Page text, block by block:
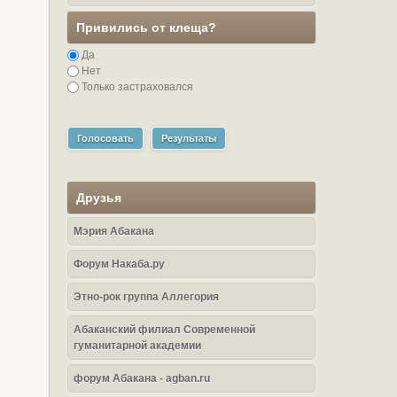
Привились от клеща?
Да
Нет
Только застраховался
Голосовать Результаты
Друзья
Мэрия Абакана
Форум Накаба.ру
Этно-рок группа Аллегория
Абаканский филиал Современной
гуманитарной академии
форум Абакана - agban.ru